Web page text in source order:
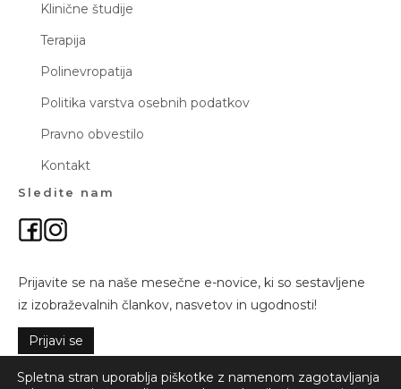
Klinične študije
Terapija
Polinevropatija
Politika varstva osebnih podatkov
Pravno obvestilo
Kontakt
Sledite nam
Prijavite se na naše mesečne e-novice, ki so sestavljene
iz izobraževalnih člankov, nasvetov in ugodnosti!
Prijavi se
Spletna stran uporablja piškotke z namenom zagotavljanja